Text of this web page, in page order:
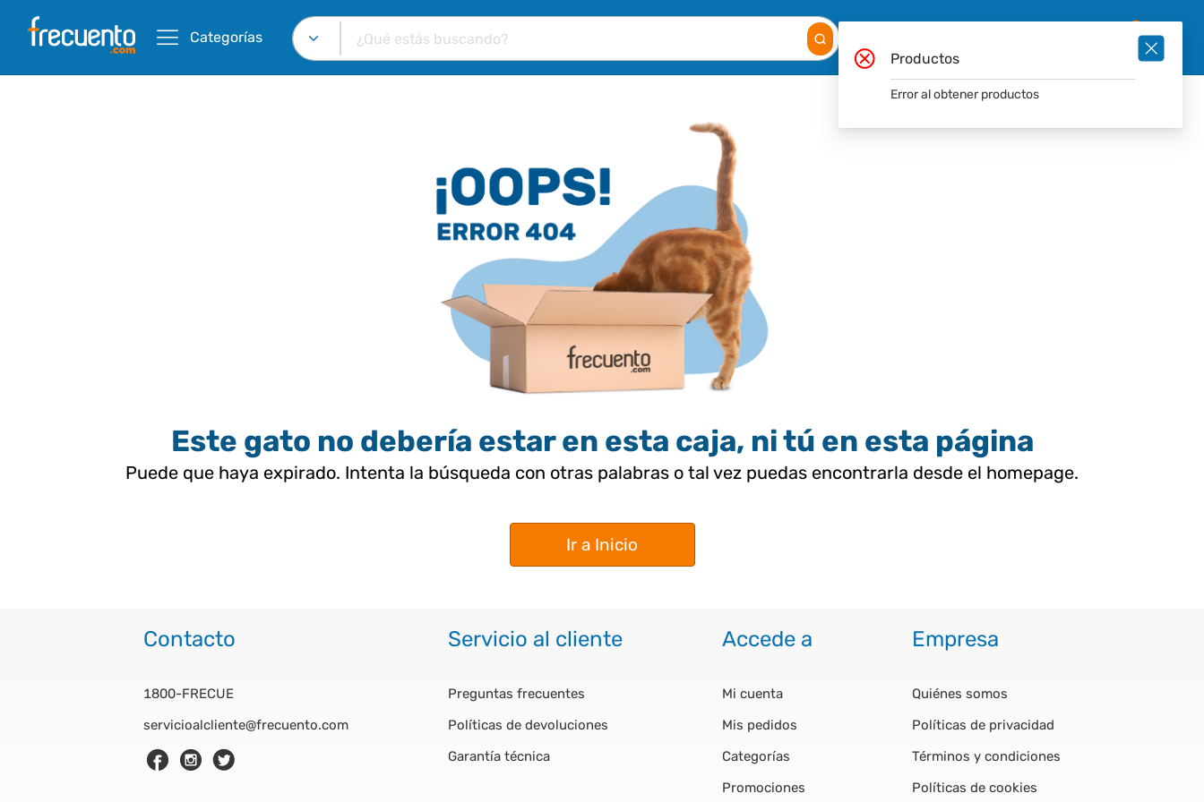
Categorías
Este gato no debería estar en esta caja, ni tú en esta página
Puede que haya expirado. Intenta la búsqueda con otras palabras o tal vez puedas encontrarla desde el homepage.
Ir a Inicio
Contacto
1800-FRECUE
servicioalcliente@frecuento.com
Servicio al cliente
Preguntas frecuentes
Políticas de devoluciones
Garantía técnica
Accede a
Mi cuenta
Mis pedidos
Categorías
Promociones
Empresa
Quiénes somos
Políticas de privacidad
Términos y condiciones
Políticas de cookies
Productos
Error al obtener productos